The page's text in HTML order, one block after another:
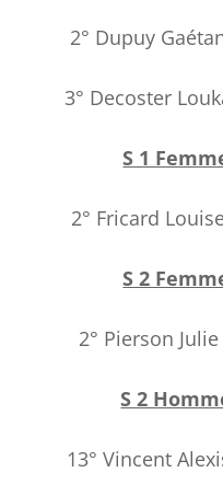
2° Dupuy
3° Decoster
S 1
2° Fricard
S 2
2° Pierson
S 2
13° Vincent